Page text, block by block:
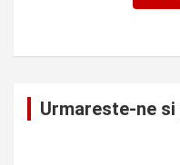
Urmareste-ne si